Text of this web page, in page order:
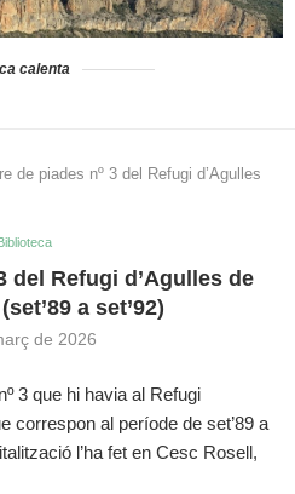
calenta
de piades nº 3 del Refugi d’Agulles
Biblioteca
del Refugi d’Agulles de
a set’92)
de 2026
3 que hi havia al Refugi
correspon al període de set’89 a
l’ha fet en Cesc Rosell,